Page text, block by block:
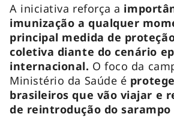
A iniciativa reforça a
imunização a qualquer
principal medida de
coletiva diante do cenário
internacional. O foco da
Ministério da Saúde é
brasileiros que vão viajar e
de reintrodução do sarampo